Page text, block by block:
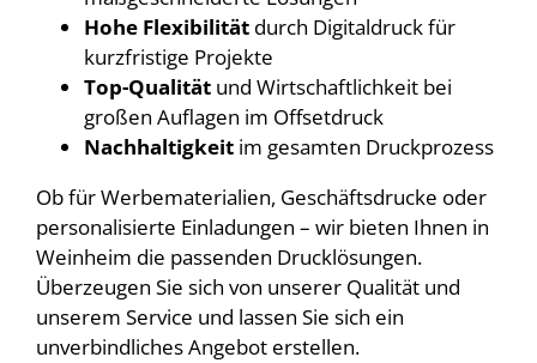
Hohe Flexibilitätdurch Digitaldruck für
kurzfristige Projekte
Top-Qualitätund Wirtschaftlichkeit bei
großen Auflagen im Offsetdruck
Nachhaltigkeitim gesamten Druckprozess
Ob für Werbematerialien, Geschäftsdrucke oder
personalisierte Einladungen – wir bieten Ihnen in
Weinheim die passenden Drucklösungen.
Überzeugen Sie sich von unserer Qualität und
unserem Service und lassen Sie sich ein
unverbindliches Angebot erstellen.